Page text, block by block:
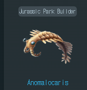
Jurassic Park Builder
Anomalocaris